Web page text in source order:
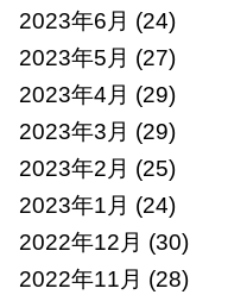
2023年6月 (24)
2023年5月 (27)
2023年4月 (29)
2023年3月 (29)
2023年2月 (25)
2023年1月 (24)
2022年12月 (30)
2022年11月 (28)